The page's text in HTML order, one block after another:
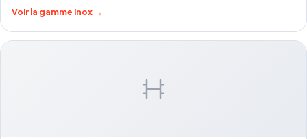
Voir la gamme inox →